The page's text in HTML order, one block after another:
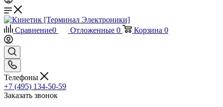
Сравнение0 Отложенные 0 Корзина 0
Телефоны
+7 (495) 134-50-59
Заказать звонок